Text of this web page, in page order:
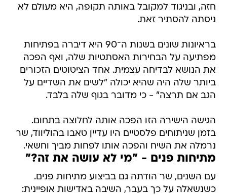
חזה, ובניגוד למקובל באותה תקופה, היא מעולם לא
ניסתה להסתיר זאת.
בראיונות שונים בשנות ה־90 היא דיברה בפתיחות
מפתיעה על הבחירות האסתטיות שלה, ואף הפכה
את הנושא לבדיחה עצמית. אחד הציטוטים הזכורים
ביותר שלה היה שהיא יכולה "לשים את השדיים על
הגב אם תרצה" - כי מדובר בגוף שלה בלבד.
הגישה הישירה הזו הפכה אותה לחלוצה בתחום.
בזמן שניתוחים פלסטיים היו עדיין טאבו בהוליווד, שר
נרמלה את השיח והפכה אותו לפחות מביך וחשאי.
מתיחות פנים - "מי לא עושה את זה?"
עם השנים, שר הודתה גם בביצוע מתיחות פנים.
כשנשאלה על כך בעבר, השיבה באדישות אופיינית: